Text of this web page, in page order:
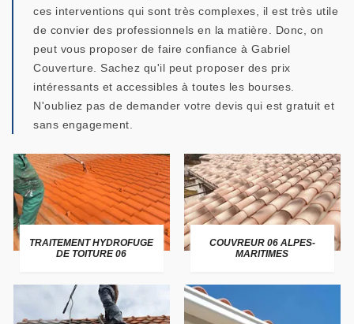
ces interventions qui sont très complexes, il est très utile
de convier des professionnels en la matière. Donc, on
peut vous proposer de faire confiance à Gabriel
Couverture. Sachez qu'il peut proposer des prix
intéressants et accessibles à toutes les bourses.
N'oubliez pas de demander votre devis qui est gratuit et
sans engagement.
TRAITEMENT HYDROFUGE
DE TOITURE 06
COUVREUR 06 ALPES-
MARITIMES